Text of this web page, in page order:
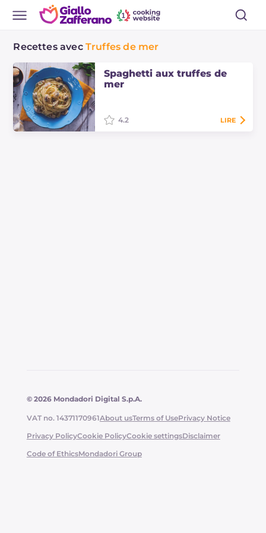
Recettes avec Truffes de mer
Spaghetti aux truffes de
mer
4.2 LIRE
© 2026 Mondadori Digital S.p.A.
VAT no. 14371170961About usTerms of UsePrivacy Notice
Privacy PolicyCookie PolicyCookie settingsDisclaimer
Code of EthicsMondadori Group